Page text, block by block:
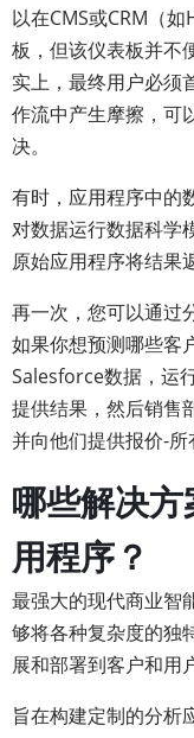
以在CMS或CRM（
板，但该仪表板并不
实上，最终用户必须
作流中产生摩擦，可
决。
有时，应用程序中
对数据运行数据科学
原始应用程序将结果
再一次，您可以通过
如果你想预测哪些客
Salesforce数据，运
提供结果，然后销售
并向他们提供报价-所
哪些解决
用程序？
最强大的现代商业智
够将各种复杂度的独
展和部署到客户和用
旨在构建定制的分析